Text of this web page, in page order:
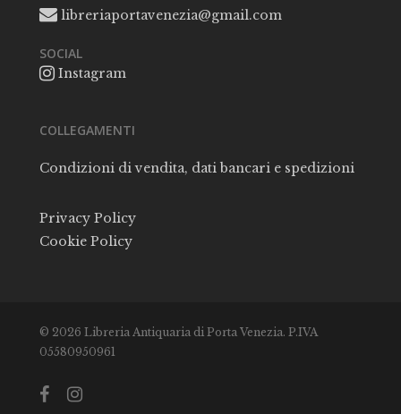
libreriaportavenezia@gmail.com
SOCIAL
Instagram
COLLEGAMENTI
Condizioni di vendita, dati bancari e spedizioni
Privacy Policy
Cookie Policy
© 2026 Libreria Antiquaria di Porta Venezia. P.IVA
05580950961
facebookinstagram